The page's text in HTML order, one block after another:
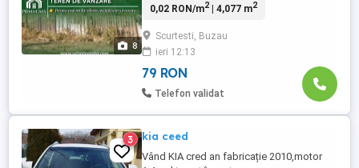
8
Sat Scurtesti, comuna Vadu Pasii; jud.
Deschidere:20.5m Utilitati: apa, curent
electric, canalizare Alte detalii: Pretabil
pentru ...
0,02 RON/m2| 4,077 m2
Scurtesti, Buzau
ieri 12:13
79 RON
Telefon validat
3 kia ceed
Vând KIA cred an fabricație 2010,motor